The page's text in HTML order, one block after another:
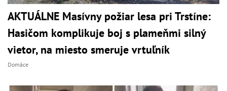
AKTUÁLNE Masívny požiar lesa pri Trstíne:
Hasičom komplikuje boj s plameňmi silný
vietor, na miesto smeruje vrtuľník
Domáce